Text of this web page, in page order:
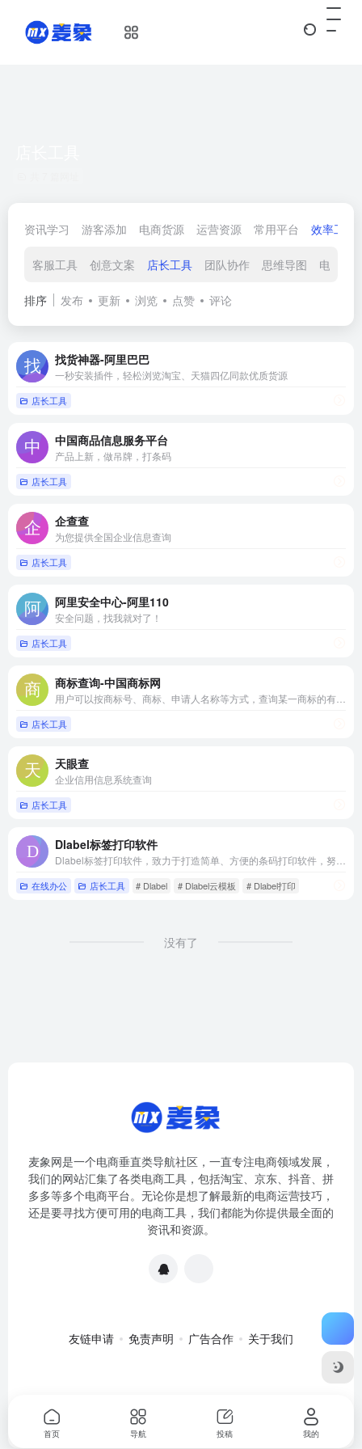
资讯学习 游客添加 电商货源 运营资源 常用平台 效率工具
客服工具 创意文案 店长工具 团队协作 思维导图 电商浏
排序 发布 更新 浏览 点赞 评论
找货神器-阿里巴巴
一秒安装插件，轻松浏览淘宝、天猫四亿同款优质货源
店长工具
中国商品信息服务平台
产品上新，做吊牌，打条码
店长工具
企查查
为您提供全国企业信息查询
店长工具
阿里安全中心-阿里110
安全问题，找我就对了！
店长工具
商标查询-中国商标网
店长工具
天眼查
企业信用信息系统查询
店长工具
Dlabel标签打印软件
在线办公 店长工具 # Dlabel # Dlabel云模板 # Dlabel打印
没有了
麦象网是一个电商垂直类导航社区，一直专注电商领域发展，
我们的网站汇集了各类电商工具，包括淘宝、京东、抖音、拼
多多等多个电商平台。无论你是想了解最新的电商运营技巧，
还是要寻找方便可用的电商工具，我们都能为你提供最全面的
资讯和资源。
友链申请 免责声明 广告合作 关于我们
2020057301号-1
首页 导航 投稿 我的